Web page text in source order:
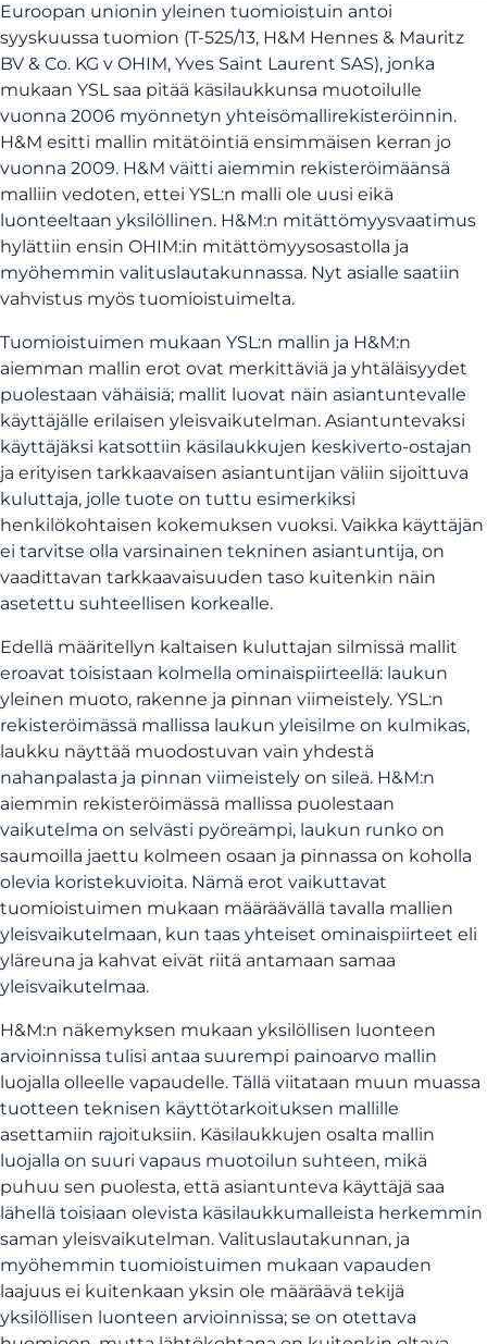
Euroopan unionin yleinen tuomioistuin antoi
syyskuussa tuomion (T-525/13, H&M Hennes & Mauritz
BV & Co. KG v OHIM, Yves Saint Laurent SAS), jonka
mukaan YSL saa pitää käsilaukkunsa muotoilulle
vuonna 2006 myönnetyn yhteisömallirekisteröinnin.
H&M esitti mallin mitätöintiä ensimmäisen kerran jo
vuonna 2009. H&M väitti aiemmin rekisteröimäänsä
malliin vedoten, ettei YSL:n malli ole uusi eikä
luonteeltaan yksilöllinen. H&M:n mitättömyysvaatimus
hylättiin ensin OHIM:in mitättömyysosastolla ja
myöhemmin valituslautakunnassa. Nyt asialle saatiin
vahvistus myös tuomioistuimelta.
Tuomioistuimen mukaan YSL:n mallin ja H&M:n
aiemman mallin erot ovat merkittäviä ja yhtäläisyydet
puolestaan vähäisiä; mallit luovat näin asiantuntevalle
käyttäjälle erilaisen yleisvaikutelman. Asiantuntevaksi
käyttäjäksi katsottiin käsilaukkujen keskiverto-ostajan
ja erityisen tarkkaavaisen asiantuntijan väliin sijoittuva
kuluttaja, jolle tuote on tuttu esimerkiksi
henkilökohtaisen kokemuksen vuoksi. Vaikka käyttäjän
ei tarvitse olla varsinainen tekninen asiantuntija, on
vaadittavan tarkkaavaisuuden taso kuitenkin näin
asetettu suhteellisen korkealle.
Edellä määritellyn kaltaisen kuluttajan silmissä mallit
eroavat toisistaan kolmella ominaispiirteellä: laukun
yleinen muoto, rakenne ja pinnan viimeistely. YSL:n
rekisteröimässä mallissa laukun yleisilme on kulmikas,
laukku näyttää muodostuvan vain yhdestä
nahanpalasta ja pinnan viimeistely on sileä. H&M:n
aiemmin rekisteröimässä mallissa puolestaan
vaikutelma on selvästi pyöreämpi, laukun runko on
saumoilla jaettu kolmeen osaan ja pinnassa on koholla
olevia koristekuvioita. Nämä erot vaikuttavat
tuomioistuimen mukaan määräävällä tavalla mallien
yleisvaikutelmaan, kun taas yhteiset ominaispiirteet eli
yläreuna ja kahvat eivät riitä antamaan samaa
yleisvaikutelmaa.
H&M:n näkemyksen mukaan yksilöllisen luonteen
arvioinnissa tulisi antaa suurempi painoarvo mallin
luojalla olleelle vapaudelle. Tällä viitataan muun muassa
tuotteen teknisen käyttötarkoituksen mallille
asettamiin rajoituksiin. Käsilaukkujen osalta mallin
luojalla on suuri vapaus muotoilun suhteen, mikä
puhuu sen puolesta, että asiantunteva käyttäjä saa
lähellä toisiaan olevista käsilaukkumalleista herkemmin
saman yleisvaikutelman. Valituslautakunnan, ja
myöhemmin tuomioistuimen mukaan vapauden
laajuus ei kuitenkaan yksin ole määräävä tekijä
yksilöllisen luonteen arvioinnissa; se on otettava